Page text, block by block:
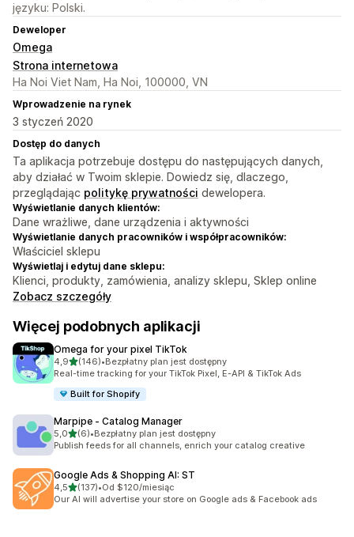
języku: Polski.
Deweloper
Omega
Strona internetowa
Ha Noi Viet Nam, Ha Noi, 100000, VN
Wprowadzenie na rynek
3 styczeń 2020
Dostęp do danych
Ta aplikacja potrzebuje dostępu do następujących danych,
aby działać w Twoim sklepie. Dowiedz się, dlaczego,
przeglądając politykę prywatności dewelopera.
Wyświetlanie danych klientów:
Dane wrażliwe, dane urządzenia i aktywności
Wyświetlanie danych pracowników i współpracowników:
Właściciel sklepu
Wyświetlaj i edytuj dane sklepu:
Klienci, produkty, zamówienia, analizy sklepu, Sklep online
Zobacz szczegóły
Więcej podobnych aplikacji
Omega for your pixel TikTok
4,9na 5 gwiazdek
(146)
Łączna liczba recenzji: 146
•Bezpłatny plan jest dostępny
Real-time tracking for your TikTok Pixel, E-API & TikTok Ads
Built for Shopify
Marpipe ‑ Catalog Manager
5,0na 5 gwiazdek
(6)
Łączna liczba recenzji: 6
•Bezpłatny plan jest dostępny
Publish feeds for all channels, enrich your catalog creative
Google Ads & Shopping AI: ST
4,5na 5 gwiazdek
(137)
Łączna liczba recenzji: 137
•Od $120/miesiąc
Our AI will advertise your store on Google ads & Facebook ads